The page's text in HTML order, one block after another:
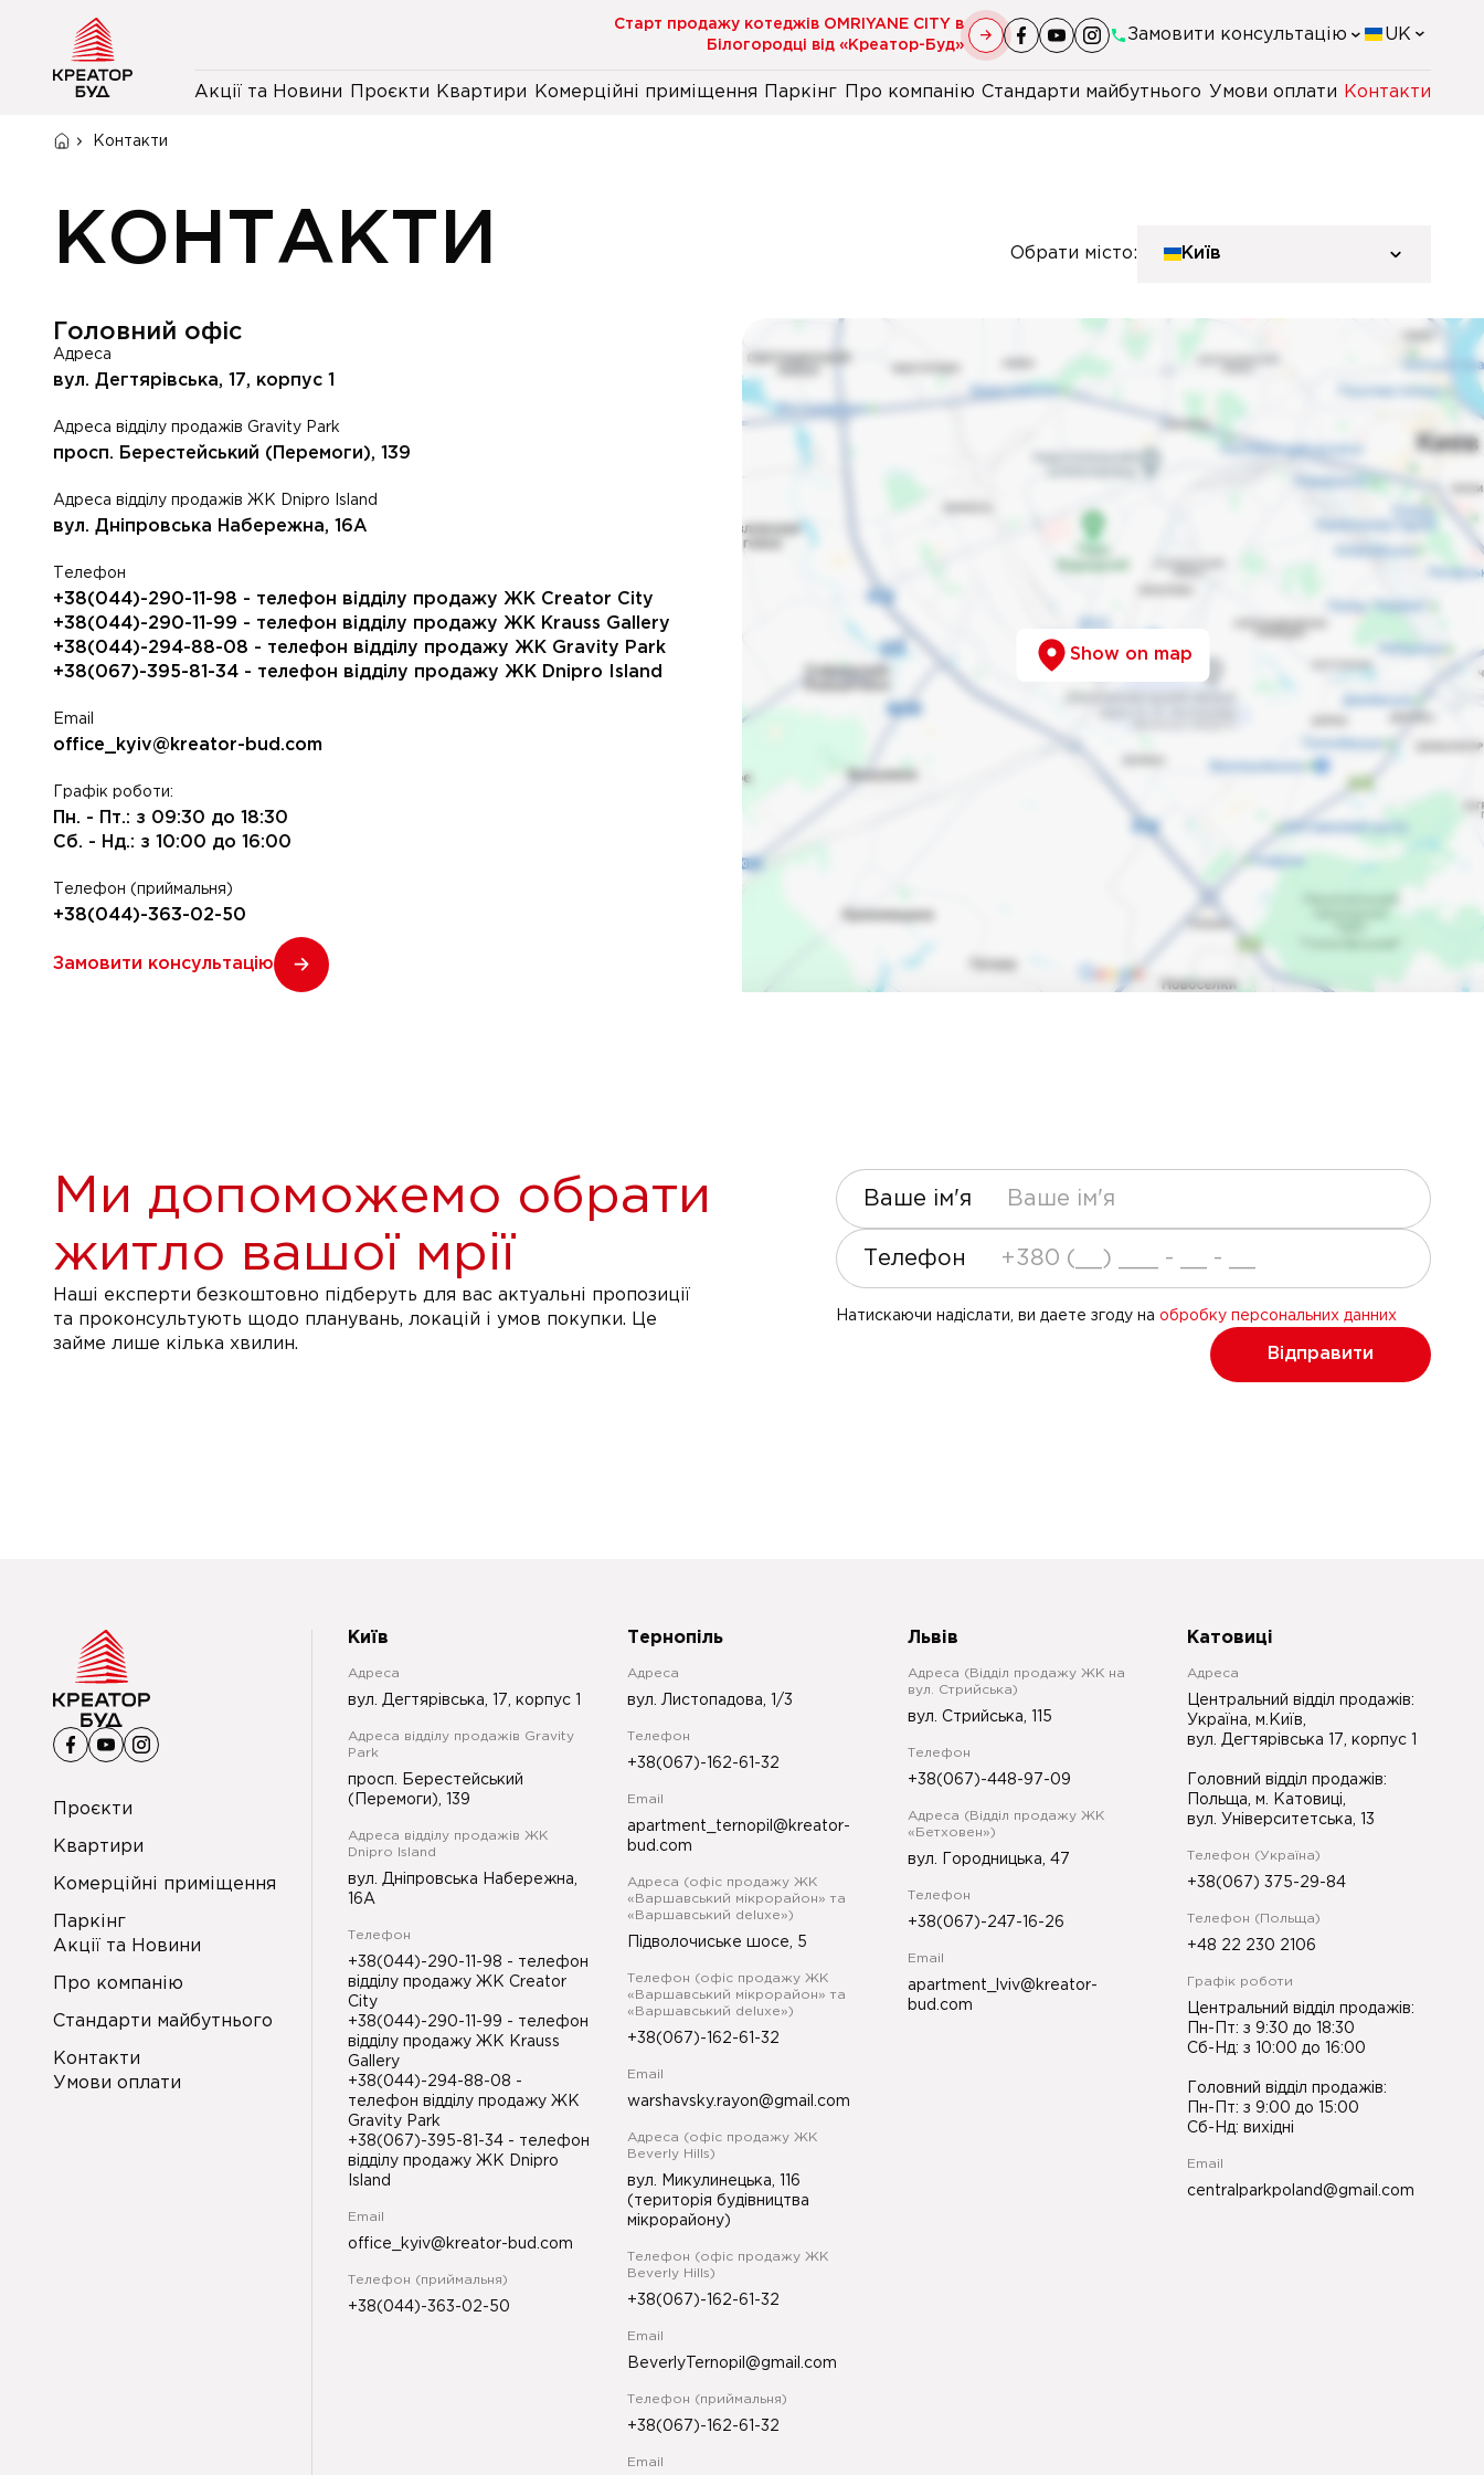
Старт продажу котеджів OMRIYANE CITY в
Білогородці від «Креатор-Буд»
Замовити консультацію
+38(067)-162-61-32
UK
Акції та Новини Проєкти Квартири Комерційні приміщення Паркінг Про компанію Стандарти майбутнього Умови оплати Контакти
Контакти
КОНТАКТИ Обрати місто: Київ
Головний офіс
Адреса
вул. Дегтярівська, 17, корпус 1
Адреса відділу продажів Gravity Park
просп. Берестейський (Перемоги), 139
Адреса відділу продажів ЖК Dnipro Island
вул. Дніпровська Набережна, 16А
Телефон
+38(044)-290-11-98 - телефон відділу продажу ЖК Creator City
+38(044)-290-11-99 - телефон відділу продажу ЖК Krauss Gallery
+38(044)-294-88-08 - телефон відділу продажу ЖК Gravity Park
+38(067)-395-81-34 - телефон відділу продажу ЖК Dnipro Island
Email
office_kyiv@kreator-bud.com
Графік роботи:
Пн. - Пт.: з 09:30 до 18:30
Сб. - Нд.: з 10:00 до 16:00
Телефон (приймальня)
+38(044)-363-02-50
Замовити консультацію
Show on map
Ми допоможемо обрати
житло вашої мрії
Наші експерти безкоштовно підберуть для вас актуальні пропозиції
та проконсультують щодо планувань, локацій і умов покупки. Це
займе лише кілька хвилин.
Ваше ім'я
Телефон
Натискаючи надіслати, ви даете згоду на обробку персональних данних
Відправити
Проєкти
Квартири
Комерційні приміщення
Паркінг
Акції та Новини
Про компанію
Стандарти майбутнього
Контакти
Умови оплати
Київ
Адреса
вул. Дегтярівська, 17, корпус 1
Адреса відділу продажів Gravity
Park
просп. Берестейський
(Перемоги), 139
Адреса відділу продажів ЖК
Dnipro Island
вул. Дніпровська Набережна,
16А
Телефон
+38(044)-290-11-98 - телефон
відділу продажу ЖК Creator
City
+38(044)-290-11-99 - телефон
відділу продажу ЖК Krauss
Gallery
+38(044)-294-88-08 -
телефон відділу продажу ЖК
Gravity Park
+38(067)-395-81-34 - телефон
відділу продажу ЖК Dnipro
Island
Email
office_kyiv@kreator-bud.com
Телефон (приймальня)
+38(044)-363-02-50
Тернопіль
Адреса
вул. Листопадова, 1/3
Телефон
+38(067)-162-61-32
Email
apartment_ternopil@kreator-
bud.com
Адреса (офіс продажу ЖК
«Варшавський мікрорайон» та
«Варшавський deluxe»)
Підволочиське шосе, 5
Телефон (офіс продажу ЖК
«Варшавський мікрорайон» та
«Варшавський deluxe»)
+38(067)-162-61-32
Email
warshavsky.rayon@gmail.com
Адреса (офіс продажу ЖК
Beverly Hills)
вул. Микулинецька, 116
(територія будівництва
мікрорайону)
Телефон (офіс продажу ЖК
Beverly Hills)
+38(067)-162-61-32
Email
BeverlyTernopil@gmail.com
Телефон (приймальня)
+38(067)-162-61-32
Email
Львів
Адреса (Відділ продажу ЖК на
вул. Стрийська)
вул. Стрийська, 115
Телефон
+38(067)-448-97-09
Адреса (Відділ продажу ЖК
«Бетховен»)
вул. Городницька, 47
Телефон
+38(067)-247-16-26
Email
apartment_lviv@kreator-
bud.com
Катовиці
Адреса
Центральний відділ продажів:
Україна, м.Київ,
вул. Дегтярівська 17, корпус 1
Головний відділ продажів:
Польща, м. Катовиці,
вул. Університетська, 13
Телефон (Україна)
+38(067) 375-29-84
Телефон (Польща)
+48 22 230 2106
Графік роботи
Центральний відділ продажів:
Пн-Пт: з 9:30 до 18:30
Сб-Нд: з 10:00 до 16:00
Головний відділ продажів:
Пн-Пт: з 9:00 до 15:00
Сб-Нд: вихідні
Email
centralparkpoland@gmail.com